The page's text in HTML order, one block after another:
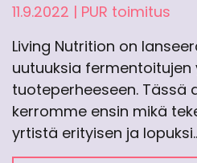
11.9.2022 | PUR toimitus
Living Nutrition on
uutuuksia
tuoteperheeseen. Tässä
kerromme ensin mikä
yrtistä erityisen ja